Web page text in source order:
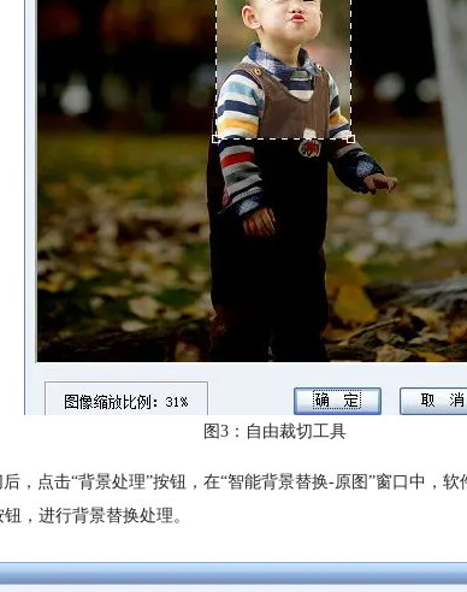
图3：自由裁切工具
，点击“背景处理”按钮，在“智能背景替换-原图”窗口中，
，进行背景替换处理。